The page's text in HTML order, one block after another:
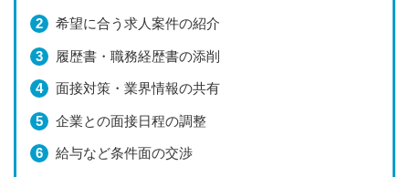
希望に合う求人案件の紹介
履歴書・職務経歴書の添削
面接対策・業界情報の共有
企業との面接日程の調整
給与など条件面の交渉